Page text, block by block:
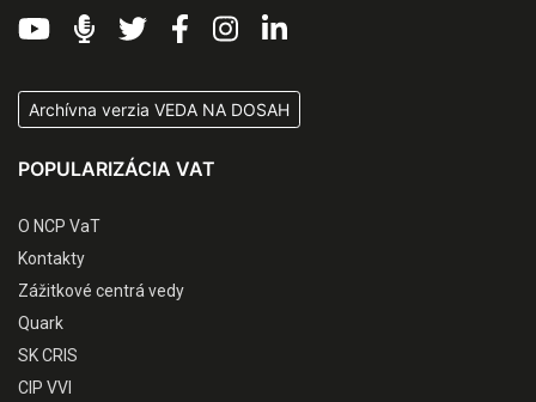
Archívna verzia VEDA NA DOSAH
POPULARIZÁCIA VAT
O NCP VaT
Kontakty
Zážitkové centrá vedy
Quark
SK CRIS
CIP VVI